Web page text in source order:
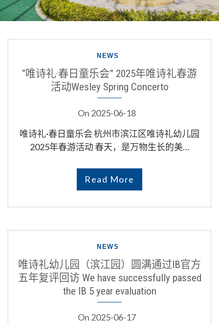
NEWS
“唯诗礼·春日童乐会” 2025年唯诗礼春游
活动Wesley Spring Concerto
On 2025-06-18
唯诗礼·春日童乐会 杭州市滨江区唯诗礼幼儿园
2025年春游活动 春天，是万物生长的美…
Read More
NEWS
唯诗礼幼儿园（滨江园）圆满通过IB官方
五年复评回访 We have successfully passed
the IB 5 year evaluation
On 2025-06-17